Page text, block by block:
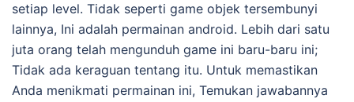
setiap level. Tidak seperti game objek tersembunyi
lainnya, Ini adalah permainan android. Lebih dari satu
juta orang telah mengunduh game ini baru-baru ini;
Tidak ada keraguan tentang itu. Untuk memastikan
Anda menikmati permainan ini, Temukan jawabannya